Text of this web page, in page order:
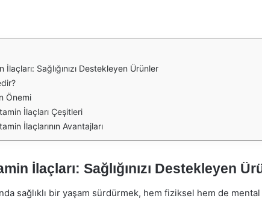
İlaçları: Sağlığınızı Destekleyen Ürünler
Önemi
İlaçları Çeşitleri
İlaçlarının Avantajları
İlaçları: Sağlığınızı Destekleyen
sağlıklı bir yaşam sürdürmek, hem fiziksel hem de